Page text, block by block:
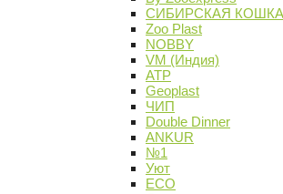
СИБИРСКАЯ КОШКА
Zoo Plast
NOBBY
VM (Индия)
АТР
Geoplast
ЧИП
Double Dinner
ANKUR
№1
Уют
ECO